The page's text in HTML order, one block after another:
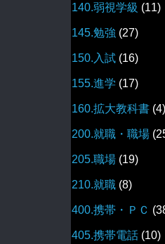
140.弱視学級 (11)
145.勉強 (27)
150.入試 (16)
155.進学 (17)
160.拡大教科書 (4)
200.就職・職場
205.職場 (19)
210.就職 (8)
400.携帯・ＰＣ
405.携帯電話 (10)